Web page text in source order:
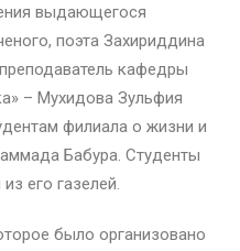
выдающегося
поэта Захириддина
кафедры
– Мухидова Зульфия
филиала о жизни и
Бабура. Студенты
его газелей.
было организовано